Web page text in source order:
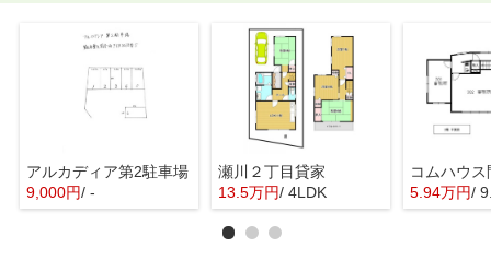
アルカディア第2駐車場
9,000円/ -
瀬川２丁目貸家
13.5万円/ 4LDK 5.94万円/